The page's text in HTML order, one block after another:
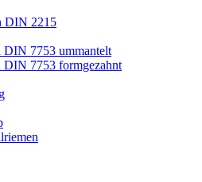
DIN 2215
DIN 7753 ummantelt
DIN 7753 formgezahnt